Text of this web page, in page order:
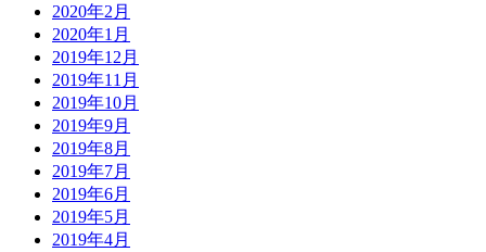
2020年2月
2020年1月
2019年12月
2019年11月
2019年10月
2019年9月
2019年8月
2019年7月
2019年6月
2019年5月
2019年4月